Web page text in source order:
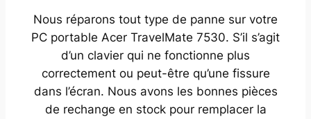
Nous réparons tout type de panne sur votre
PC portable Acer TravelMate 7530. S’il s’agit
d’un clavier qui ne fonctionne plus
correctement ou peut-être qu’une fissure
dans l’écran. Nous avons les bonnes pièces
de rechange en stock pour remplacer la